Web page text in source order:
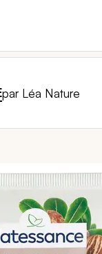
par Léa Nature